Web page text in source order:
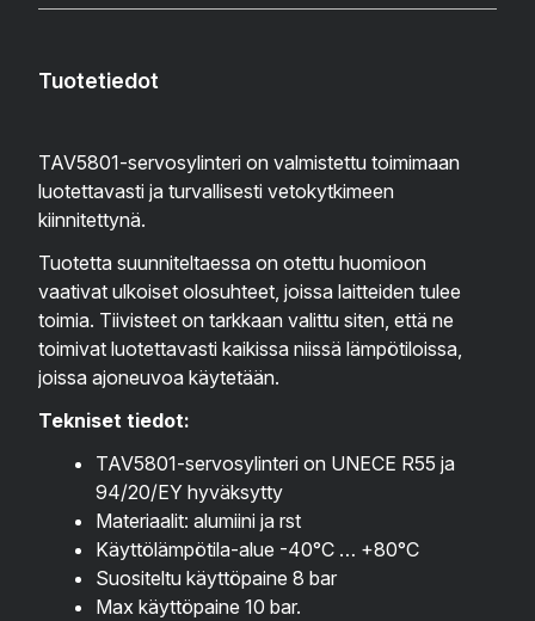
Tuotetiedot
TAV5801-servosylinteri on valmistettu toimimaan
luotettavasti ja turvallisesti vetokytkimeen
kiinnitettynä.
Tuotetta suunniteltaessa on otettu huomioon
vaativat ulkoiset olosuhteet, joissa laitteiden tulee
toimia. Tiivisteet on tarkkaan valittu siten, että ne
toimivat luotettavasti kaikissa niissä lämpötiloissa,
joissa ajoneuvoa käytetään.
Tekniset tiedot:
TAV5801-servosylinteri on UNECE R55 ja
94/20/EY hyväksytty
Materiaalit: alumiini ja rst
Käyttölämpötila-alue -40°C … +80°C
Suositeltu käyttöpaine 8 bar
Max käyttöpaine 10 bar.